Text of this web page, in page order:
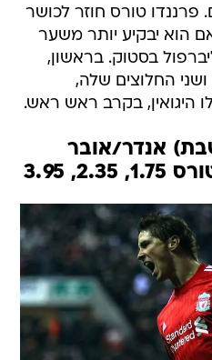
פרננדו טורס חוזר לכושר
הוא יבקיע יותר משער
בסטוק. בראשון,
ושני החלוצים שלה,
היגואין, בקרב ראש ראש.
מספר 63 (שבת) אנדר/אובר